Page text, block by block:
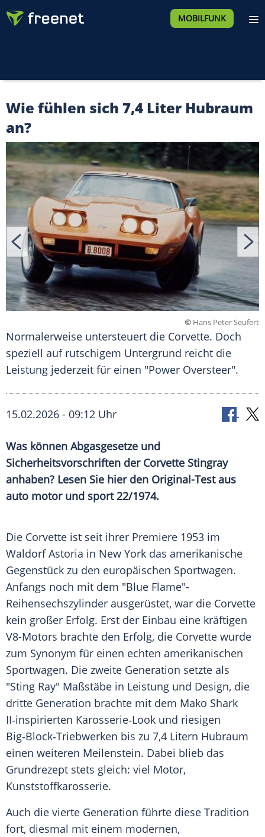
MOBILFUNK
Wie fühlen sich 7,4 Liter Hubraum
an?
© Hans Peter Seufert
Normalerweise untersteuert die Corvette. Doch
speziell auf rutschigem Untergrund reicht die
Leistung jederzeit für einen "Power Oversteer".
15.02.2026 - 09:12 Uhr
Was können Abgasgesetze und
Sicherheitsvorschriften der Corvette Stingray
anhaben? Lesen Sie hier den Original-Test aus
auto motor und sport 22/1974.
Die Corvette ist seit ihrer Premiere 1953 im
Waldorf Astoria in New York das amerikanische
Gegenstück zu den europäischen Sportwagen.
Anfangs noch mit dem "Blue Flame"-
Reihensechszylinder ausgerüstet, war die Corvette
kein großer Erfolg. Erst der Einbau eine kräftigen
V8-Motors brachte den Erfolg, die Corvette wurde
zum Synonym für einen echten amerikanischen
Sportwagen. Die zweite Generation setzte als
"Sting Ray" Maßstäbe in Leistung und Design, die
dritte Generation brachte mit dem Mako Shark
II‑inspirierten Karosserie‑Look und riesigen
Big‑Block‑Triebwerken bis zu 7,4 Litern Hubraum
einen weiteren Meilenstein. Dabei blieb das
Grundrezept stets gleich: viel Motor,
Kunststoffkarosserie.
Auch die vierte Generation führte diese Tradition
fort, diesmal mit einem modernen,